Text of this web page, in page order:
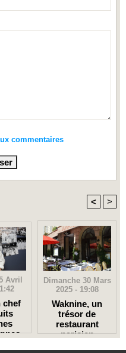
commentaires
< >
Avril
chef
Dimanche 30 Mars
2025 - 19:08
Waknine, un
trésor de
restaurant
parisien